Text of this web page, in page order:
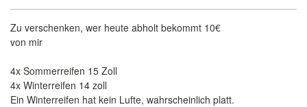
Zu verschenken, wer heute abholt bekommt 10€
von mir
4x Sommerreifen 15 Zoll
4x Winterreifen 14 zoll
Ein Winterreifen hat kein Lufte, wahrscheinlich platt.